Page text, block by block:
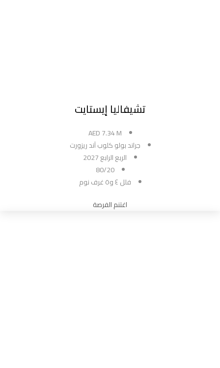
تشيفاليا إيستايت
AED 7.34 M
جراند بولو كلوب آند ريزورت
الربع الرابع 2027
80/20
فلل ٤ و٥ غرف نوم
اغتنم الفرصة